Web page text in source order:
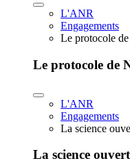
L'ANR
Engagements
Le protocole
Le protocole de
L'ANR
Engagements
La science
La science